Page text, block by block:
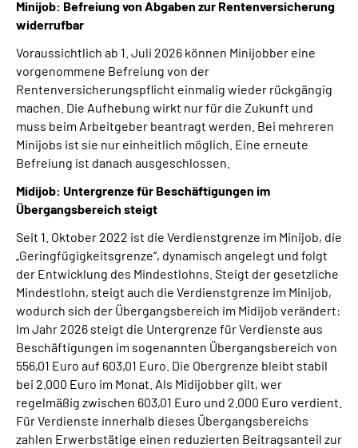
Minijob: Befreiung von Abgaben zur Rentenversicherung
widerrufbar
Voraussichtlich ab 1. Juli 2026 können Minijobber eine
vorgenommene Befreiung von der
Rentenversicherungspflicht einmalig wieder rückgängig
machen. Die Aufhebung wirkt nur für die Zukunft und
muss beim Arbeitgeber beantragt werden. Bei mehreren
Minijobs ist sie nur einheitlich möglich. Eine erneute
Befreiung ist danach ausgeschlossen.
Midijob: Untergrenze für Beschäftigungen im
Übergangsbereich steigt
Seit 1. Oktober 2022 ist die Verdienstgrenze im Minijob, die
„Geringfügigkeitsgrenze“, dynamisch angelegt und folgt
der Entwicklung des Mindestlohns. Steigt der gesetzliche
Mindestlohn, steigt auch die Verdienstgrenze im Minijob,
wodurch sich der Übergangsbereich im Midijob verändert:
Im Jahr 2026 steigt die Untergrenze für Verdienste aus
Beschäftigungen im sogenannten Übergangsbereich von
556,01 Euro auf 603,01 Euro. Die Obergrenze bleibt stabil
bei 2.000 Euro im Monat. Als Midijobber gilt, wer
regelmäßig zwischen 603,01 Euro und 2.000 Euro verdient.
Für Verdienste innerhalb dieses Übergangsbereichs
zahlen Erwerbstätige einen reduzierten Beitragsanteil zur